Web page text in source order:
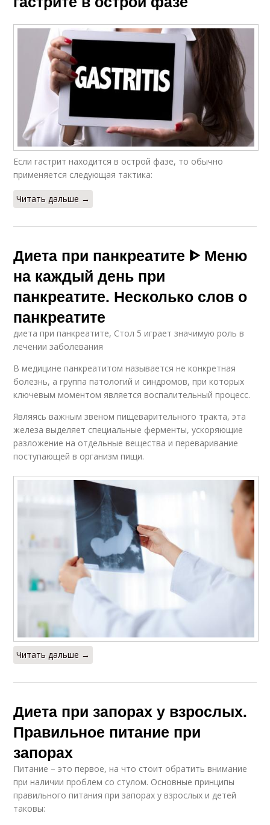
Если гастрит находится в острой фазе, то обычно
применяется следующая тактика:
Читать дальше →
Диета при панкреатите ᐈ Меню
на каждый день при
панкреатите. Несколько слов о
панкреатите
диета при панкреатите, Стол 5 играет значимую роль в
лечении заболевания
В медицине панкреатитом называется не конкретная
болезнь, а группа патологий и синдромов, при которых
ключевым моментом является воспалительный процесс.
Являясь важным звеном пищеварительного тракта, эта
железа выделяет специальные ферменты, ускоряющие
разложение на отдельные вещества и переваривание
поступающей в организм пищи.
Читать дальше →
Диета при запорах у взрослых.
Правильное питание при
запорах
Питание – это первое, на что стоит обратить внимание
при наличии проблем со стулом. Основные принципы
правильного питания при запорах у взрослых и детей
таковы: